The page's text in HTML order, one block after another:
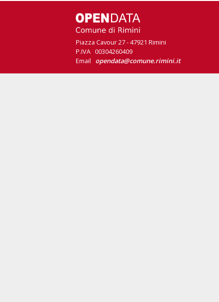
Piazza Cavour 27 - 47921 Rimini
P.IVA 00304260409
Email opendata@comune.rimini.it